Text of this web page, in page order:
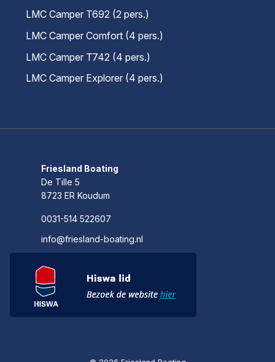
LMC Camper T692 (2 pers.)
LMC Camper Comfort (4 pers.)
LMC Camper T742 (4 pers.)
LMC Camper Explorer (4 pers.)
Friesland Boating
De Tille 5
8723 ER Koudum
0031-514 522607
info@friesland-boating.nl